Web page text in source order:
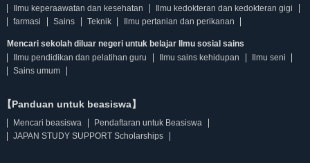
Ilmu keperaawatan dan kesehatan
Ilmu kedokteran dan kedokteran gigi
farmasi
Sains Teknik Ilmu pertanian dan perikanan
Mencari sekolah diluar negeri untuk belajar Ilmu sosial sains
Ilmu pendidikan dan pelatihan guru
Ilmu sains kehidupan
Ilmu seni
Sains umum
【Panduan untuk beasiswa】
Mencari beasiswa
Pendaftaran untuk Beasiswa
JAPAN STUDY SUPPORT Scholarships